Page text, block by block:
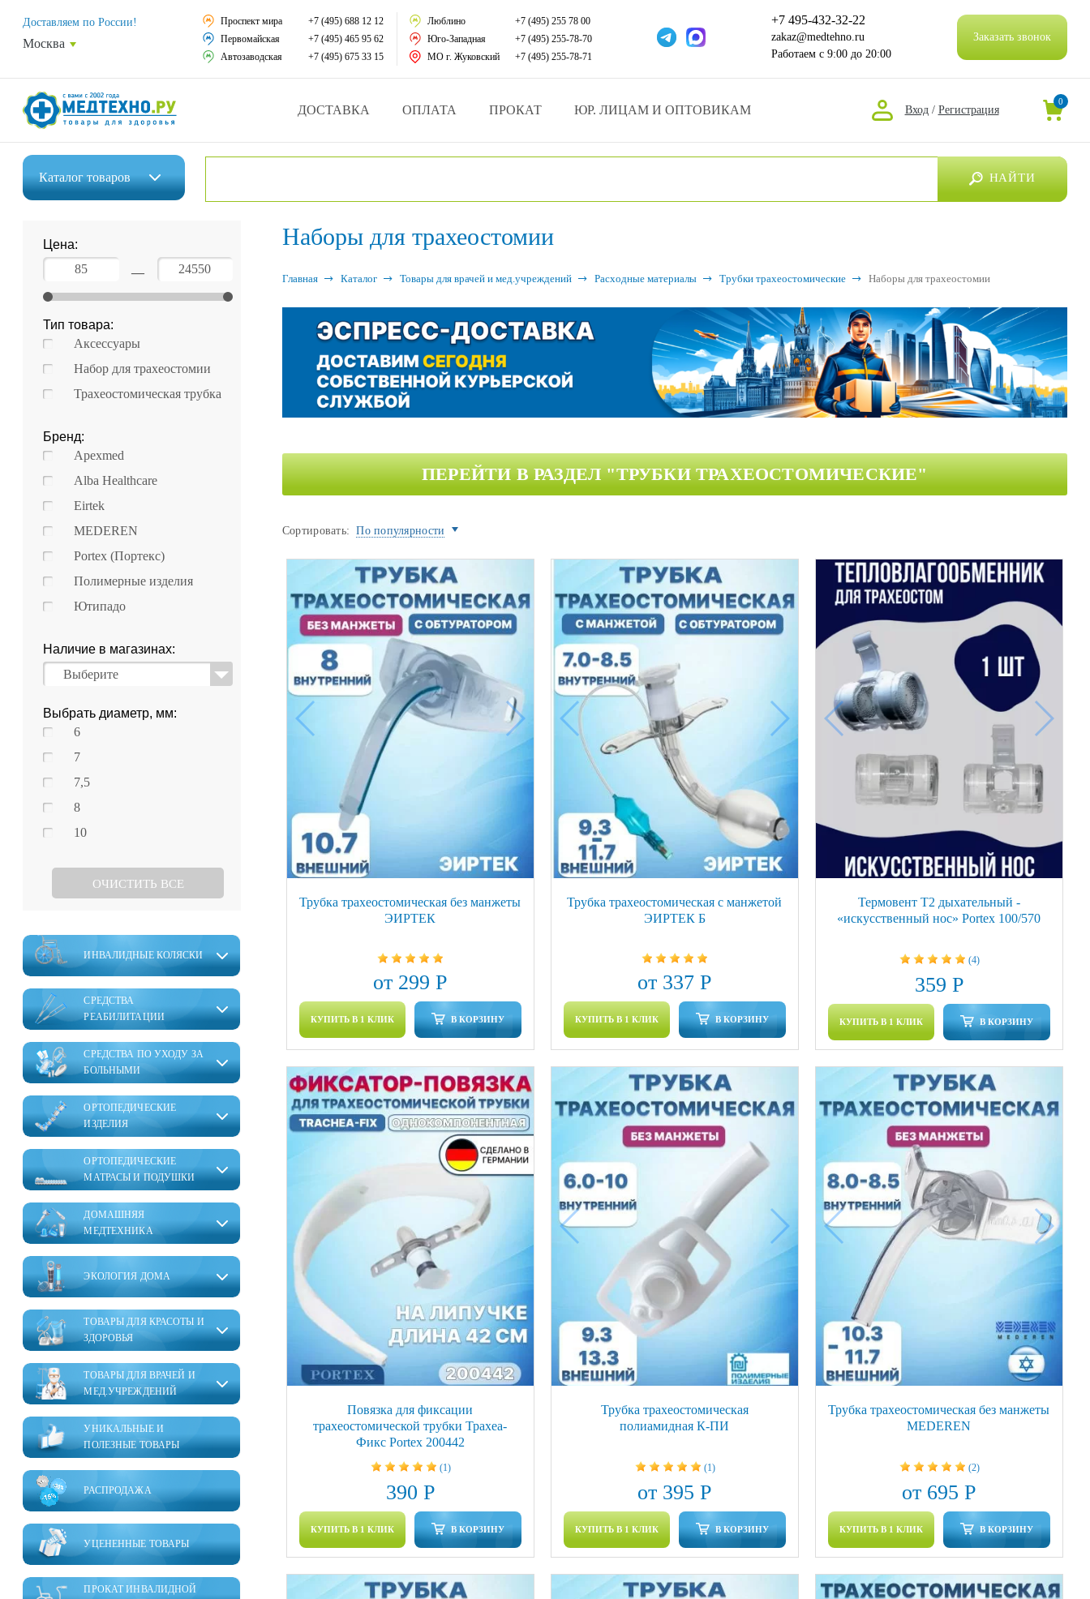
Средства реабилитации
Средства по уходу за больными
Домашняя медтехника
Товары для красоты и здоровья
Уникальные и полезные товары
Распродажа
Прокат инвалидной техники
Доставляем по России!
Москва
Проспект мира
+7 (495) 688 12 12
Первомайская
+7 (495) 465 95 62
Автозаводская
+7 (495) 675 33 15
Люблино
+7 (495) 255 78 00
Юго-Западная
+7 (495) 255-78-70
МО г. Жуковский
+7 (495) 255-78-71
+7 495-432-32-22
zakaz@medtehno.ru
Работаем с 9:00 до 20:00
Заказать звонок
ДОСТАВКА ОПЛАТА ПРОКАТ ЮР. ЛИЦАМ И ОПТОВИКАМ Вход / Регистрация
0
Каталогтоваров
Средства реабилитации
Средства по уходу за больными
Ортопедические изделия
Ортопедические матрасы и подушки
Домашняя медтехника
Экология дома
Товары для врачей и мед.учреждений
Распродажа
Уценка
Прокат инвалидной техники
НАЙТИ
Цена:
—
Тип товара:
Аксессуары
Набор для трахеостомии
Трахеостомическая трубка
Бренд:
Apexmed
Alba Healthcare
Eirtek
MEDEREN
Portex (Портекс)
Полимерные изделия
Ютипадо
Наличие в магазинах:
Выберите
Выбрать диаметр, мм:
6
7
7,5
8
10
ОЧИСТИТЬ ВСЕ
ИНВАЛИДНЫЕ КОЛЯСКИ
СРЕДСТВА
РЕАБИЛИТАЦИИ
СРЕДСТВА ПО УХОДУ ЗА
БОЛЬНЫМИ
ОРТОПЕДИЧЕСКИЕ
ИЗДЕЛИЯ
ОРТОПЕДИЧЕСКИЕ
МАТРАСЫ И ПОДУШКИ
ДОМАШНЯЯ
МЕДТЕХНИКА
ЭКОЛОГИЯ ДОМА
ТОВАРЫ ДЛЯ КРАСОТЫ И
ЗДОРОВЬЯ
ТОВАРЫ ДЛЯ ВРАЧЕЙ И
МЕД.УЧРЕЖДЕНИЙ
УНИКАЛЬНЫЕ И
ПОЛЕЗНЫЕ ТОВАРЫ
РАСПРОДАЖА
ПРОКАТ ИНВАЛИДНОЙ
УЦЕНЕННЫЕ ТОВАРЫ
Наборы для трахеостомии
Главная Каталог Товары для врачей и мед.учреждений Расходные материалы Трубки трахеостомические Наборы для трахеостомии
ПЕРЕЙТИ В РАЗДЕЛ"ТРУБКИ ТРАХЕОСТОМИЧЕСКИЕ"
Сортировать: По популярности
Трубка трахеостомическая без манжеты
ЭИРТЕК
от 299 Р
КУПИТЬ В 1 КЛИК В КОРЗИНУ
Трубка трахеостомическая с манжетой
ЭИРТЕК Б
от 337 Р
КУПИТЬ В 1 КЛИК В КОРЗИНУ
Термовент Т2 дыхательный -
«искусственный нос» Portex 100/570
(4)
359 Р
КУПИТЬ В 1 КЛИК В КОРЗИНУ
Повязка для фиксации
трахеостомической трубки Трахеа-
Фикс Portex 200442
(1)
390 Р
КУПИТЬ В 1 КЛИК В КОРЗИНУ
Трубка трахеостомическая
полиамидная К-ПИ
(1)
от 395 Р
КУПИТЬ В 1 КЛИК В КОРЗИНУ
Трубка трахеостомическая без манжеты
MEDEREN
(2)
от 695 Р
КУПИТЬ В 1 КЛИК В КОРЗИНУ